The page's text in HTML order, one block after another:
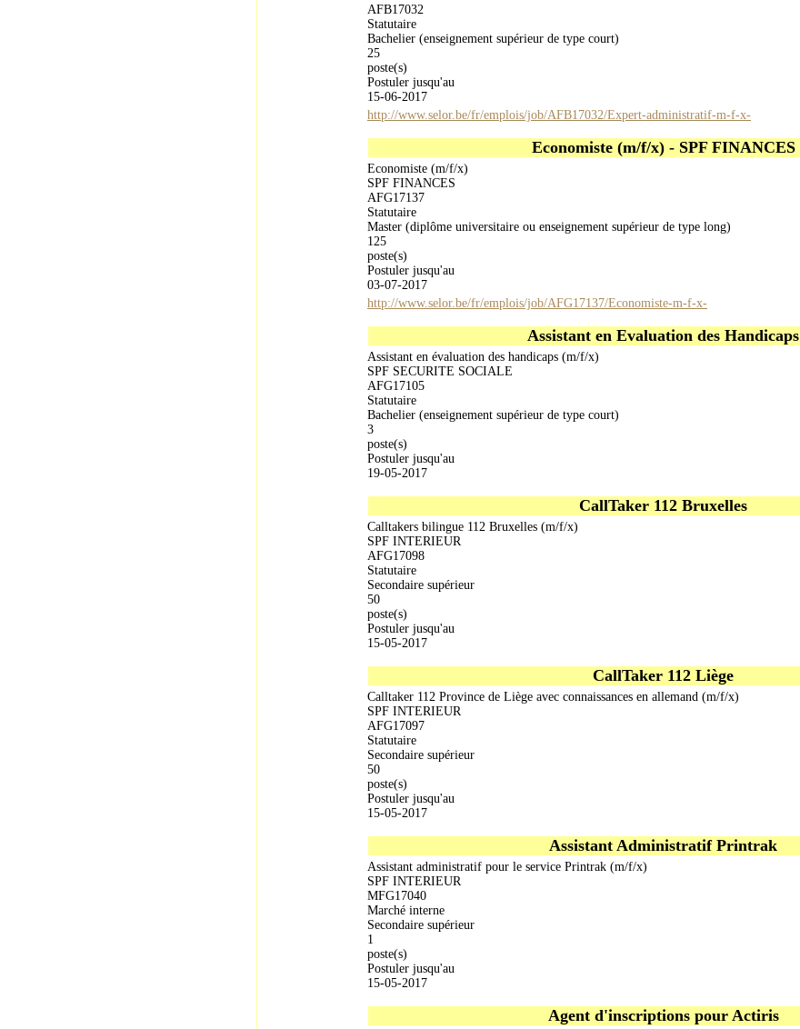
AFB17032
Statutaire
Bachelier (enseignement supérieur de type court)
25
poste(s)
Postuler jusqu'au
15-06-2017
http://www.selor.be/fr/emplois/job/AFB17032/Expert-administratif-m-f-x-
Economiste (m/f/x) - SPF FINANCES
Economiste (m/f/x)
SPF FINANCES
AFG17137
Statutaire
Master (diplôme universitaire ou enseignement supérieur de type long)
125
poste(s)
Postuler jusqu'au
03-07-2017
http://www.selor.be/fr/emplois/job/AFG17137/Economiste-m-f-x-
Assistant en Evaluation des Handicaps
Assistant en évaluation des handicaps (m/f/x)
SPF SECURITE SOCIALE
AFG17105
Statutaire
Bachelier (enseignement supérieur de type court)
3
poste(s)
Postuler jusqu'au
19-05-2017
CallTaker 112 Bruxelles
Calltakers bilingue 112 Bruxelles (m/f/x)
SPF INTERIEUR
AFG17098
Statutaire
Secondaire supérieur
50
poste(s)
Postuler jusqu'au
15-05-2017
CallTaker 112 Liège
Calltaker 112 Province de Liège avec connaissances en allemand (m/f/x)
SPF INTERIEUR
AFG17097
Statutaire
Secondaire supérieur
50
poste(s)
Postuler jusqu'au
15-05-2017
Assistant Administratif Printrak
Assistant administratif pour le service Printrak (m/f/x)
SPF INTERIEUR
MFG17040
Marché interne
Secondaire supérieur
1
poste(s)
Postuler jusqu'au
15-05-2017
Agent d'inscriptions pour Actiris